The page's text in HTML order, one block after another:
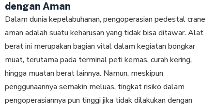
dengan Aman
Dalam dunia kepelabuhanan, pengoperasian pedestal crane
aman adalah suatu keharusan yang tidak bisa ditawar. Alat
berat ini merupakan bagian vital dalam kegiatan bongkar
muat, terutama pada terminal peti kemas, curah kering,
hingga muatan berat lainnya. Namun, meskipun
penggunaannya semakin meluas, tingkat risiko dalam
pengoperasiannya pun tinggi jika tidak dilakukan dengan